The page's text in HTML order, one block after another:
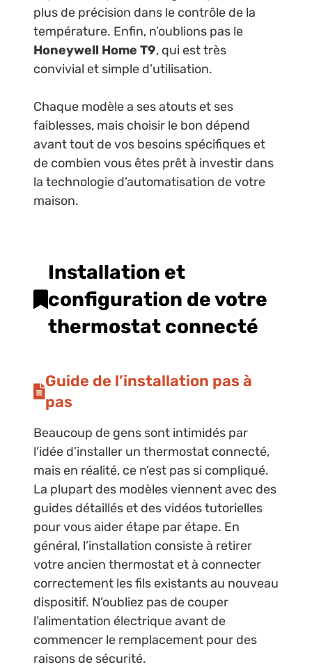
plus de précision dans le contrôle de la
température. Enfin, n’oublions pas le
Honeywell Home T9, qui est très
convivial et simple d’utilisation.
Chaque modèle a ses atouts et ses
faiblesses, mais choisir le bon dépend
avant tout de vos besoins spécifiques et
de combien vous êtes prêt à investir dans
la technologie d’automatisation de votre
maison.
Installation et
configuration de votre
thermostat connecté
Guide de l’installation pas à
pas
Beaucoup de gens sont intimidés par
l’idée d’installer un thermostat connecté,
mais en réalité, ce n’est pas si compliqué.
La plupart des modèles viennent avec des
guides détaillés et des vidéos tutorielles
pour vous aider étape par étape. En
général, l’installation consiste à retirer
votre ancien thermostat et à connecter
correctement les fils existants au nouveau
dispositif. N’oubliez pas de couper
l’alimentation électrique avant de
commencer le remplacement pour des
raisons de sécurité.